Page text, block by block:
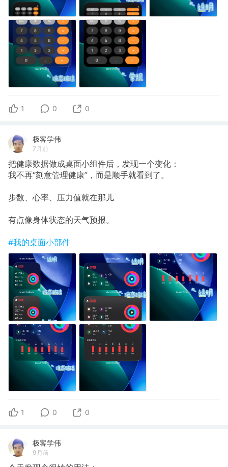
1 0 0
极客学伟
7月前
把健康数据做成桌面小组件后，发现一个变化：
我不再“刻意管理健康”，而是顺手就看到了。
步数、心率、压力值就在那儿
有点像身体状态的天气预报。
#我的桌面小部件
1 0 0
极客学伟
9月前